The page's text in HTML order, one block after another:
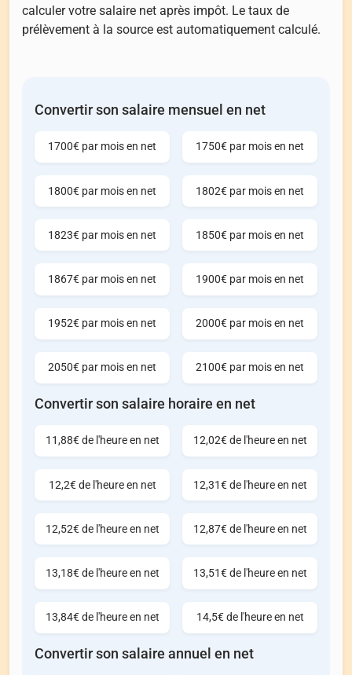
calculer votre salaire net après impôt. Le taux de
prélèvement à la source est automatiquement calculé.
Convertir son salaire mensuel en net
1700€ par mois en net 1750€ par mois en net
1800€ par mois en net 1802€ par mois en net
1823€ par mois en net 1850€ par mois en net
1867€ par mois en net 1900€ par mois en net
1952€ par mois en net 2000€ par mois en net
2050€ par mois en net 2100€ par mois en net
Convertir son salaire horaire en net
11,88€ de l'heure en net 12,02€ de l'heure en net
12,2€ de l'heure en net 12,31€ de l'heure en net
12,52€ de l'heure en net 12,87€ de l'heure en net
13,18€ de l'heure en net 13,51€ de l'heure en net
13,84€ de l'heure en net 14,5€ de l'heure en net
Convertir son salaire annuel en net